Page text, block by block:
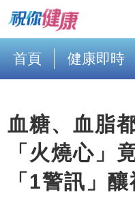
首頁 健康即時
血糖、血脂
「火燒心
「1警訊」釀